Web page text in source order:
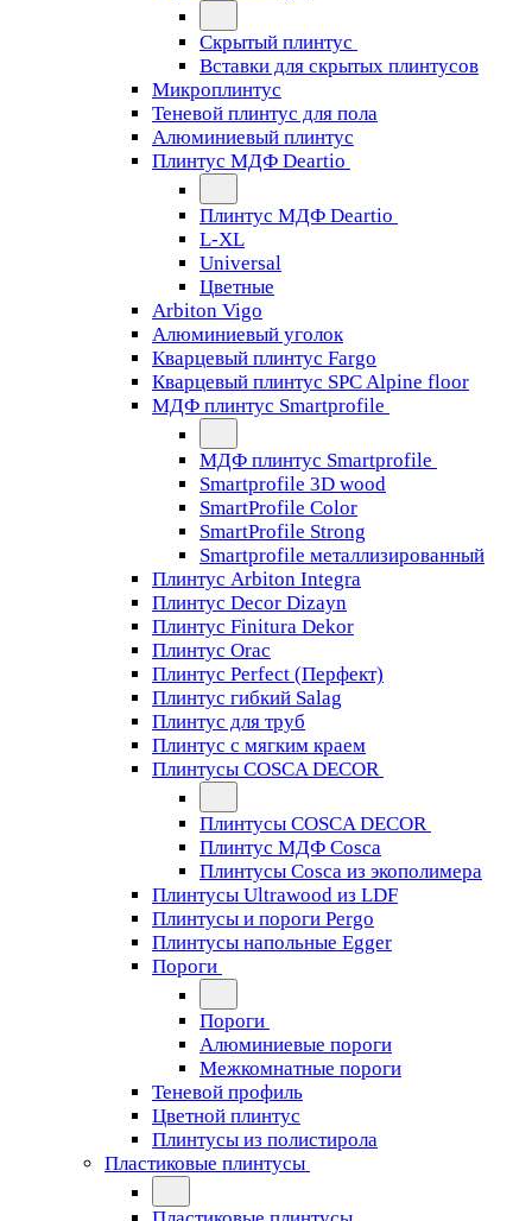
Скрытый плинтус
Вставки для скрытых плинтусов
Микроплинтус
Теневой плинтус для пола
Алюминиевый плинтус
Плинтус МДФ Deartio
Плинтус МДФ Deartio
L-XL
Universal
Цветные
Arbiton Vigo
Алюминиевый уголок
Кварцевый плинтус Fargo
Кварцевый плинтус SPC Alpine floor
МДФ плинтус Smartprofile
МДФ плинтус Smartprofile
Smartprofile 3D wood
SmartProfile Color
SmartProfile Strong
Smartprofile металлизированный
Плинтус Arbiton Integra
Плинтус Decor Dizayn
Плинтус Finitura Dekor
Плинтус Orac
Плинтус Perfect (Перфект)
Плинтус гибкий Salag
Плинтус для труб
Плинтус с мягким краем
Плинтусы COSCA DECOR
Плинтусы COSCA DECOR
Плинтус МДФ Cosca
Плинтусы Cosca из экополимера
Плинтусы Ultrawood из LDF
Плинтусы и пороги Pergo
Плинтусы напольные Egger
Пороги
Пороги
Алюминиевые пороги
Межкомнатные пороги
Теневой профиль
Цветной плинтус
Плинтусы из полистирола
Пластиковые плинтусы